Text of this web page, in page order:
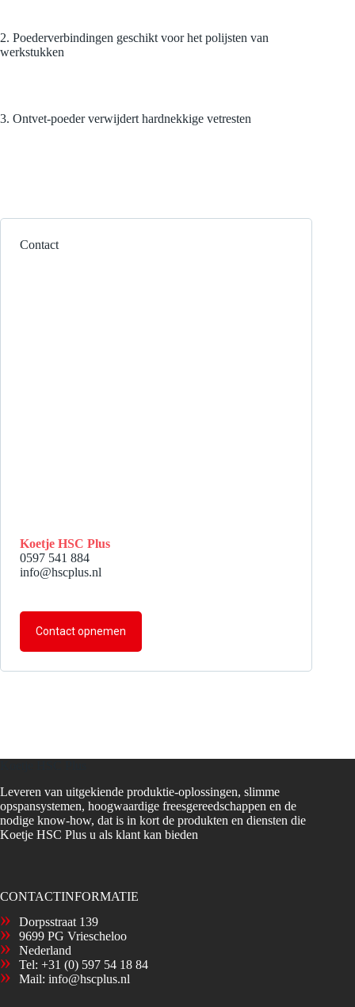
2. Poederverbindingen geschikt voor het polijsten van
werkstukken
3. Ontvet-poeder verwijdert hardnekkige vetresten
Contact
Koetje HSC Plus
0597 541 884
info@hscplus.nl
Contact opnemen
Leveren van uitgekiende produktie-oplossingen, slimme
opspansystemen, hoogwaardige freesgereedschappen en de
nodige know-how, dat is in kort de produkten en diensten die
Koetje HSC Plus u als klant kan bieden
CONTACTINFORMATIE
Dorpsstraat 139
9699 PG Vriescheloo
Nederland
Tel: +31 (0) 597 54 18 84
Mail: info@hscplus.nl